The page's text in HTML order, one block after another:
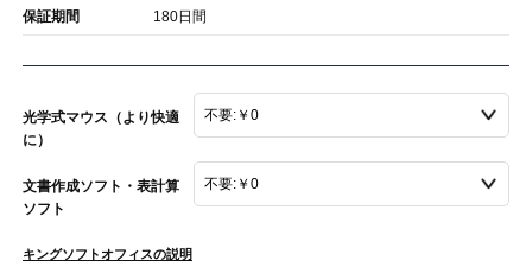
保証期間 180日間
光学式マウス（より快適
に）
文書作成ソフト・表計算
ソフト
キングソフトオフィスの説明